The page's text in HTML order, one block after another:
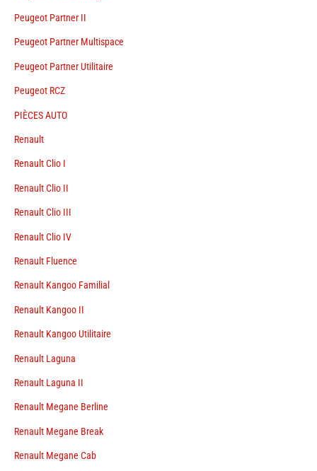
Peugeot Partner II
Peugeot Partner Multispace
Peugeot Partner Utilitaire
Peugeot RCZ
PIÈCES AUTO
Renault
Renault Clio I
Renault Clio II
Renault Clio III
Renault Clio IV
Renault Fluence
Renault Kangoo Familial
Renault Kangoo II
Renault Kangoo Utilitaire
Renault Laguna
Renault Laguna II
Renault Megane Berline
Renault Megane Break
Renault Megane Cab